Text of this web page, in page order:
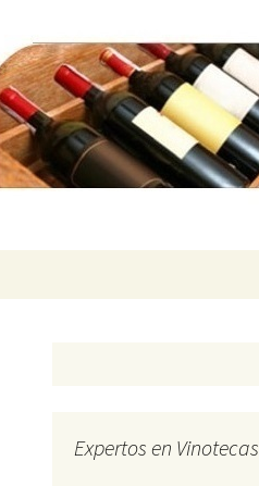
Expertos en Vinotecas